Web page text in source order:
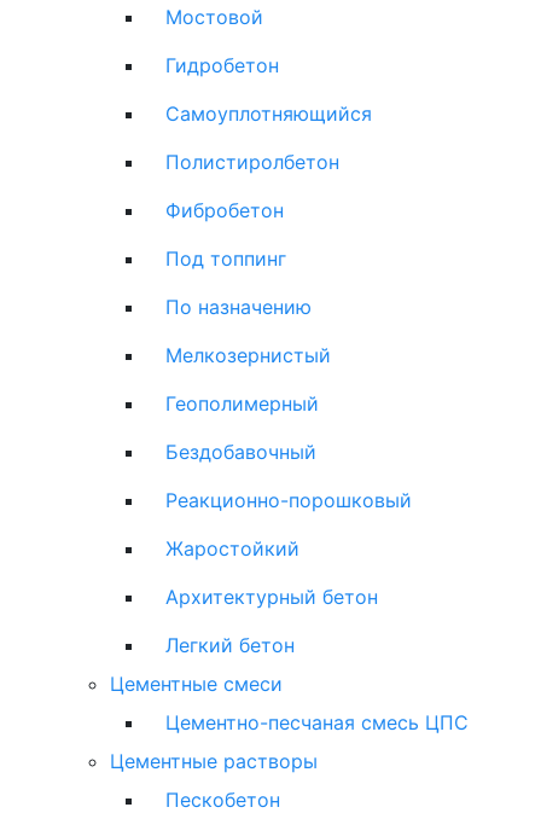
Мостовой
Гидробетон
Самоуплотняющийся
Полистиролбетон
Фибробетон
Под топпинг
По назначению
Мелкозернистый
Геополимерный
Бездобавочный
Реакционно-порошковый
Жаростойкий
Архитектурный бетон
Легкий бетон
Цементные смеси
Цементно-песчаная смесь ЦПС
Цементные растворы
Пескобетон